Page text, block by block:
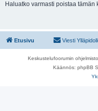
Haluatko varmasti poistaa
Etusivu Viesti
Keskustelufoorumin ohjelmisto
Käännös: phpBB